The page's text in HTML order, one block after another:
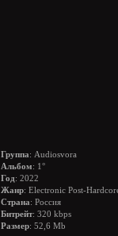
Группа: Audiosvora
Альбом: 1°
Год: 2022
Жанр: Electronic Post-
Страна: Россия
Битрейт: 320 kbps
Размер: 52,6 Mb